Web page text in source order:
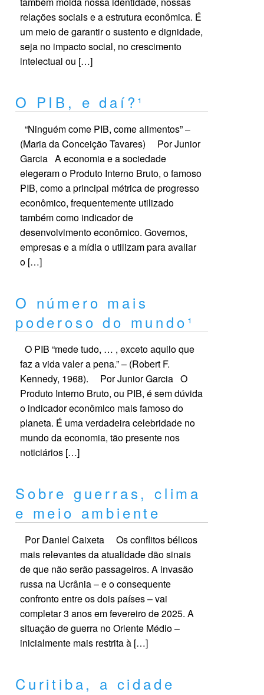
relações sociais e a estrutura econômica. É
um meio de garantir o sustento e dignidade,
seja no impacto social, no crescimento
intelectual ou […]
O PIB, e daí?¹
“Ninguém come PIB, come alimentos” –
(Maria da Conceição Tavares) Por Junior
Garcia A economia e a sociedade
elegeram o Produto Interno Bruto, o famoso
PIB, como a principal métrica de progresso
econômico, frequentemente utilizado
também como indicador de
desenvolvimento econômico. Governos,
empresas e a mídia o utilizam para avaliar
o […]
O número mais
poderoso do mundo¹
O PIB “mede tudo, … , exceto aquilo que
faz a vida valer a pena.” – (Robert F.
Kennedy, 1968). Por Junior Garcia O
Produto Interno Bruto, ou PIB, é sem dúvida
o indicador econômico mais famoso do
planeta. É uma verdadeira celebridade no
mundo da economia, tão presente nos
noticiários […]
Sobre guerras, clima
e meio ambiente
Por Daniel Caixeta Os conflitos bélicos
mais relevantes da atualidade dão sinais
de que não serão passageiros. A invasão
russa na Ucrânia – e o consequente
confronto entre os dois países – vai
completar 3 anos em fevereiro de 2025. A
situação de guerra no Oriente Médio –
inicialmente mais restrita à […]
Curitiba, a cidade